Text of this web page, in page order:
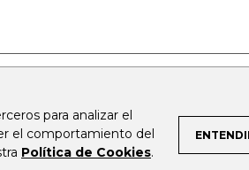
para analizar el
el comportamiento del
Política de Cookies.
bolsaencolombia.com
noticiasrcn.com